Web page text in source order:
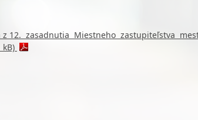
z 12. zasadnutia Miestneho zastupiteľstva
kB)